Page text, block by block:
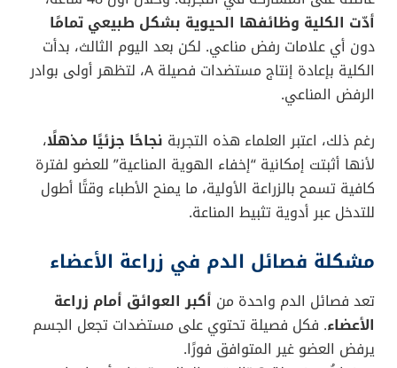
أدّت الكلية وظائفها الحيوية بشكل طبيعي تمامًا
دون أي علامات رفض مناعي. لكن بعد اليوم الثالث، بدأت
الكلية بإعادة إنتاج مستضدات فصيلة A، لتظهر أولى بوادر
الرفض المناعي.
رغم ذلك، اعتبر العلماء هذه التجربة نجاحًا جزئيًا مذهلًا،
لأنها أثبتت إمكانية “إخفاء الهوية المناعية” للعضو لفترة
كافية تسمح بالزراعة الأولية، ما يمنح الأطباء وقتًا أطول
للتدخل عبر أدوية تثبيط المناعة.
مشكلة فصائل الدم في زراعة الأعضاء
تعد فصائل الدم واحدة من أكبر العوائق أمام زراعة
الأعضاء. فكل فصيلة تحتوي على مستضدات تجعل الجسم
يرفض العضو غير المتوافق فورًا.